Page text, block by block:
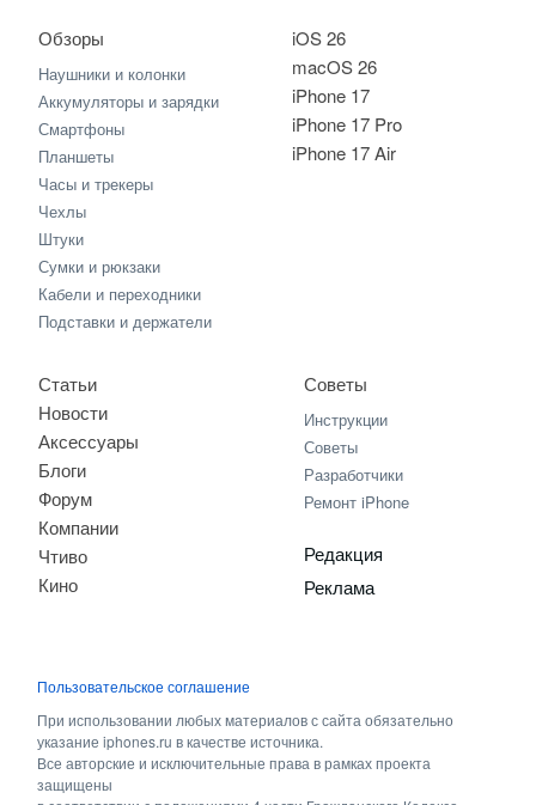
iOS 26
macOS 26
iPhone 17
iPhone 17 Pro
iPhone 17 Air
Обзоры
Наушники и колонки
Аккумуляторы и зарядки
Смартфоны
Планшеты
Часы и трекеры
Чехлы
Штуки
Сумки и рюкзаки
Кабели и переходники
Подставки и держатели
Статьи
Новости
Аксессуары
Блоги
Форум
Компании
Чтиво
Кино
Советы
Инструкции
Советы
Разработчики
Ремонт iPhone
Редакция
Реклама
Пользовательское соглашение
При использовании любых материалов с сайта обязательно
указание iphones.ru в качестве источника.
Все авторские и исключительные права в рамках проекта
защищены